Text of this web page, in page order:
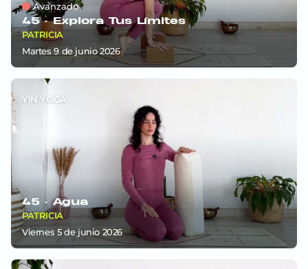
Avanzado
45 ·Explora Tus Límites
PATRICIA
martes 9de junio 2026
YIN YOGA
45 ·Agua
PATRICIA
viernes 5dejunio 2026